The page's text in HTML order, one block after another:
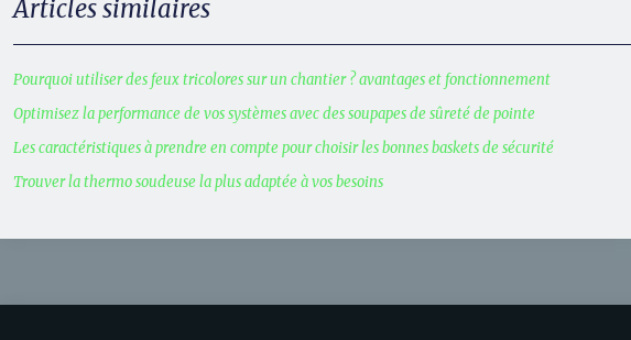
Articles similaires
Pourquoi utiliser des feux tricolores sur un chantier ? avantages et fonctionnement
Optimisez la performance de vos systèmes avec des soupapes de sûreté de pointe
Les caractéristiques à prendre en compte pour choisir les bonnes baskets de sécurité
Trouver la thermo soudeuse la plus adaptée à vos besoins